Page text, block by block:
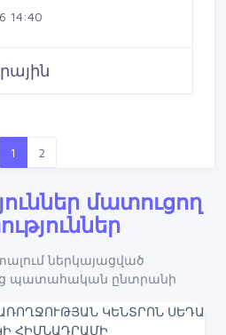
14:40
1 2
մատուցող
ներկայացված
պատահական ընտրանի